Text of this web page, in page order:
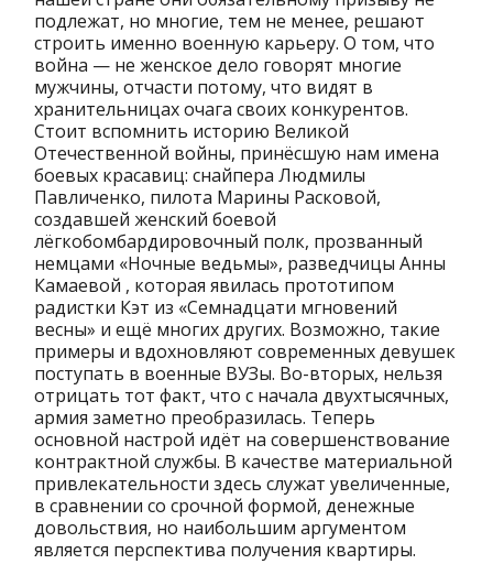
подлежат, но многие, тем не менее, решают
строить именно военную карьеру. О том, что
война — не женское дело говорят многие
мужчины, отчасти потому, что видят в
хранительницах очага своих конкурентов.
Стоит вспомнить историю Великой
Отечественной войны, принёсшую нам имена
боевых красавиц: снайпера Людмилы
Павличенко, пилота Марины Расковой,
создавшей женский боевой
лёгкобомбардировочный полк, прозванный
немцами «Ночные ведьмы», разведчицы Анны
Камаевой , которая явилась прототипом
радистки Кэт из «Семнадцати мгновений
весны» и ещё многих других. Возможно, такие
примеры и вдохновляют современных девушек
поступать в военные ВУЗы. Во-вторых, нельзя
отрицать тот факт, что с начала двухтысячных,
армия заметно преобразилась. Теперь
основной настрой идёт на совершенствование
контрактной службы. В качестве материальной
привлекательности здесь служат увеличенные,
в сравнении со срочной формой, денежные
довольствия, но наибольшим аргументом
является перспектива получения квартиры.